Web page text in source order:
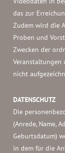
das zur
Zudem wird die
Proben und
Zwecken der
Veranstaltungen
nicht
DATENSCHUTZ
Die
(Anrede, Name,
Geburtsdatum)
in dem für die